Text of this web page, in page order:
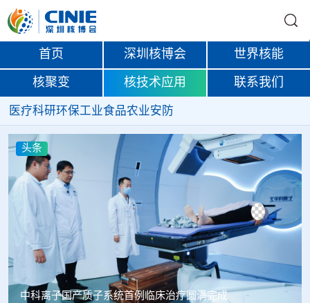
首页 深圳核博会 世界核能
核聚变 核技术应用 联系我们
医疗科研环保工业食品农业安防
头条
韩国忠清北道上半年农水产品放射性检测结果达标